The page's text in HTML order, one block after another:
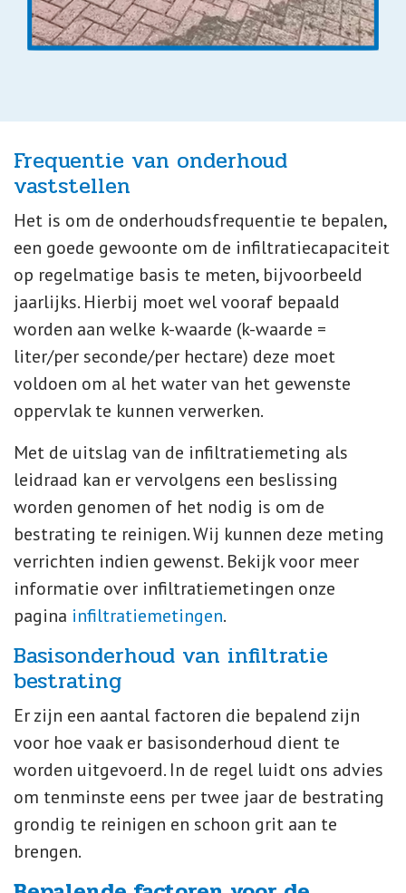
Frequentie van onderhoud
vaststellen
Het is om de onderhoudsfrequentie te bepalen,
een goede gewoonte om de infiltratiecapaciteit
op regelmatige basis te meten, bijvoorbeeld
jaarlijks. Hierbij moet wel vooraf bepaald
worden aan welke k-waarde (k-waarde =
liter/per seconde/per hectare) deze moet
voldoen om al het water van het gewenste
oppervlak te kunnen verwerken.
Met de uitslag van de infiltratiemeting als
leidraad kan er vervolgens een beslissing
worden genomen of het nodig is om de
bestrating te reinigen. Wij kunnen deze meting
verrichten indien gewenst. Bekijk voor meer
informatie over infiltratiemetingen onze
pagina infiltratiemetingen.
Basisonderhoud van infiltratie
bestrating
Er zijn een aantal factoren die bepalend zijn
voor hoe vaak er basisonderhoud dient te
worden uitgevoerd. In de regel luidt ons advies
om tenminste eens per twee jaar de bestrating
grondig te reinigen en schoon grit aan te
brengen.